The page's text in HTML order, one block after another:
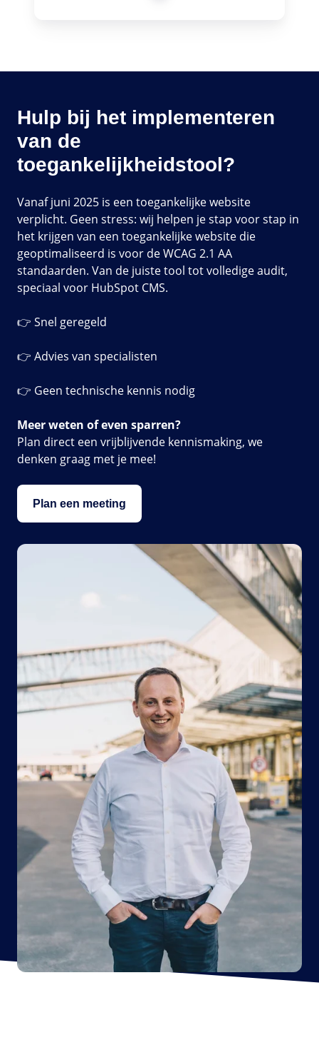
Hulp bij het implementeren
van de
toegankelijkheidstool?
Vanaf juni 2025 is een toegankelijke website
verplicht. Geen stress: wij helpen je stap voor stap in
het krijgen van een toegankelijke website die
geoptimaliseerd is voor de WCAG 2.1 AA
standaarden. Van de juiste tool tot volledige audit,
speciaal voor HubSpot CMS.
👉 Snel geregeld
👉 Advies van specialisten
👉 Geen technische kennis nodig
Meer weten of even sparren?
Plan direct een vrijblijvende kennismaking, we
denken graag met je mee!
Plan een meeting